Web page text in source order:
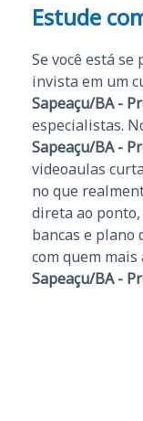
Estude
Se você está
invista em um
Sapeaçu/BA -
especialistas.
Sapeaçu/BA -
videoaulas
no que
direta ao
bancas e plano
com quem
Sapeaçu/BA -